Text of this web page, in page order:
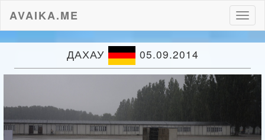
AVAIKA.ME
ДАХАУ 05.09.2014